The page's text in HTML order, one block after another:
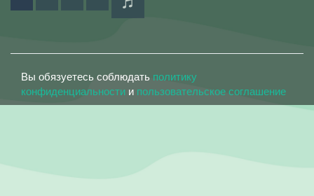
Вы обязуетесь соблюдать политику
конфиденциальности и пользовательское соглашение